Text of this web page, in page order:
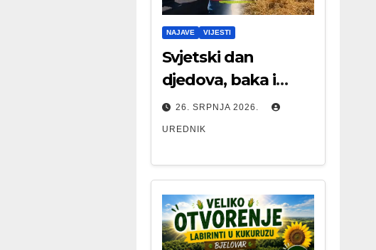
NAJAVE VIJESTI
Svjetski dan
djedova, baka i
starijih osoba
26. SRPNJA 2026.
UREDNIK